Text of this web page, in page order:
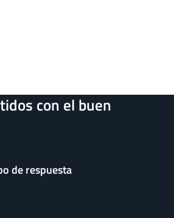
con el buen
de respuesta